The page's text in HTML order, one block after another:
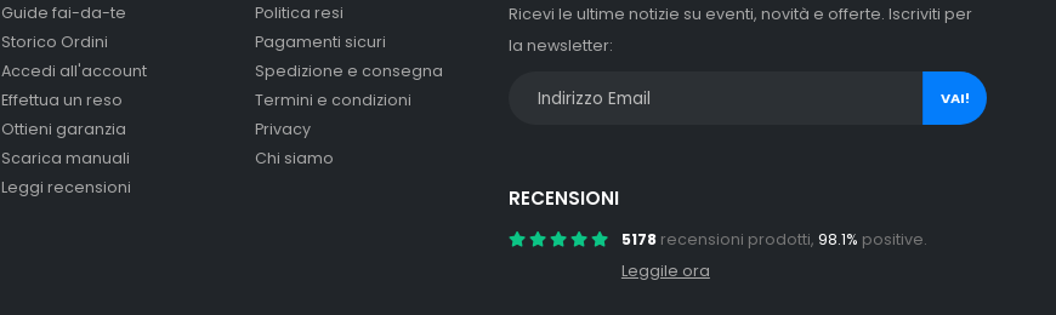
Guide fai-da-te
Storico Ordini
Accedi all'account
Effettua un reso
Ottieni garanzia
Scarica manuali
Leggi recensioni
Politica resi
Pagamenti sicuri
Spedizione e consegna
Termini e condizioni
Privacy
Chi siamo
Ricevi le ultime notizie su eventi, novità e offerte. Iscriviti per
la newsletter:
VAI!
RECENSIONI
5178recensioni prodotti, 98.1% positive.
Leggile ora